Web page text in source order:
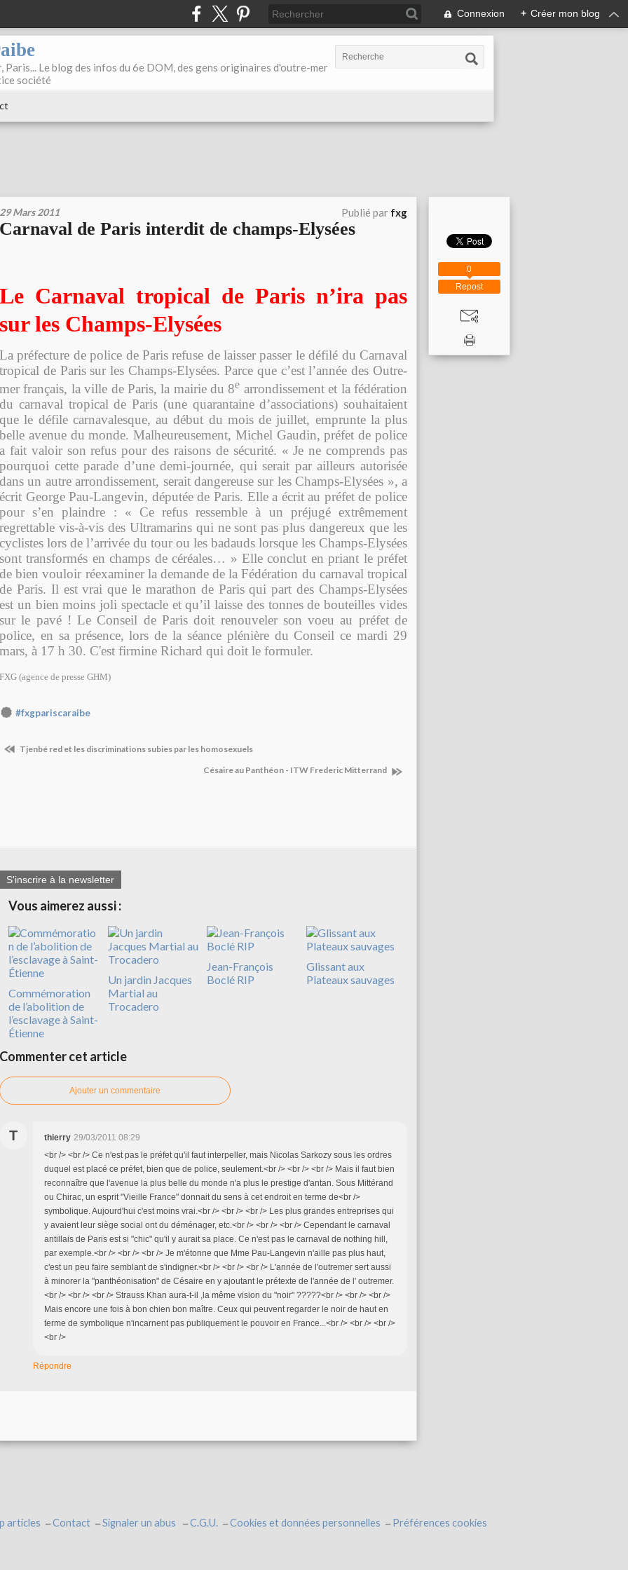
Connexion + Créer mon blog
Paris... Le blog des infos du 6e DOM, des gens originaires d'outre-mer
société
29 Mars 2011 Publié par fxg
Carnaval de Paris interdit de champs-Elysées
Le Carnaval tropical de Paris n’ira pas
sur les Champs-Elysées
La préfecture de police de Paris refuse de laisser passer le défilé du Carnaval
tropical de Paris sur les Champs-Elysées. Parce que c’est l’année des Outre-
mer français, la ville de Paris, la mairie du 8e arrondissement et la fédération
du carnaval tropical de Paris (une quarantaine d’associations) souhaitaient
que le défile carnavalesque, au début du mois de juillet, emprunte la plus
belle avenue du monde. Malheureusement, Michel Gaudin, préfet de police
a fait valoir son refus pour des raisons de sécurité. « Je ne comprends pas
pourquoi cette parade d’une demi-journée, qui serait par ailleurs autorisée
dans un autre arrondissement, serait dangereuse sur les Champs-Elysées », a
écrit George Pau-Langevin, députée de Paris. Elle a écrit au préfet de police
pour s’en plaindre : « Ce refus ressemble à un préjugé extrêmement
regrettable vis-à-vis des Ultramarins qui ne sont pas plus dangereux que les
cyclistes lors de l’arrivée du tour ou les badauds lorsque les Champs-Elysées
sont transformés en champs de céréales… » Elle conclut en priant le préfet
de bien vouloir réexaminer la demande de la Fédération du carnaval tropical
de Paris. Il est vrai que le marathon de Paris qui part des Champs-Elysées
est un bien moins joli spectacle et qu’il laisse des tonnes de bouteilles vides
sur le pavé ! Le Conseil de Paris doit renouveler son voeu au préfet de
police, en sa présence, lors de la séance plénière du Conseil ce mardi 29
mars, à 17 h 30. C'est firmine Richard qui doit le formuler.
FXG (agence de presse GHM)
#fxgpariscaraibe
Tjenbé red et les discriminations subies par les homosexuels
Césaire au Panthéon - ITW Frederic Mitterrand
S'inscrire à la newsletter
Vous aimerez aussi :
Commémoration
de l’abolition de
l’esclavage à Saint-
Étienne
Un jardin Jacques
Martial au
Trocadero
Jean-François
Boclé RIP
Glissant aux
Plateaux sauvages
Commenter cet article
Ajouter un commentaire
T thierry 29/03/2011 08:29
<br /> <br /> Ce n'est pas le préfet qu'il faut interpeller, mais Nicolas Sarkozy sous les ordres
duquel est placé ce préfet, bien que de police, seulement.<br /> <br /> <br /> Mais il faut bien
reconnaître que l'avenue la plus belle du monde n'a plus le prestige d'antan. Sous Mittérand
ou Chirac, un esprit "Vieille France" donnait du sens à cet endroit en terme de<br />
symbolique. Aujourd'hui c'est moins vrai.<br /> <br /> <br /> Les plus grandes entreprises qui
y avaient leur siège social ont du déménager, etc.<br /> <br /> <br /> Cependant le carnaval
antillais de Paris est si "chic" qu'il y aurait sa place. Ce n'est pas le carnaval de nothing hill,
par exemple.<br /> <br /> <br /> Je m'étonne que Mme Pau-Langevin n'aille pas plus haut,
c'est un peu faire semblant de s'indigner.<br /> <br /> <br /> L'année de l'outremer sert aussi
à minorer la "panthéonisation" de Césaire en y ajoutant le prétexte de l'année de l' outremer.
<br /> <br /> <br /> Strauss Khan aura-t-il ,la même vision du "noir" ?????<br /> <br /> <br />
Mais encore une fois à bon chien bon maître. Ceux qui peuvent regarder le noir de haut en
terme de symbolique n'incarnent pas publiquement le pouvoir en France...<br /> <br /> <br />
<br />
Répondre
Repost
0
articles Contact Signaler un abus C.G.U. Cookies et données personnelles Préférences cookies